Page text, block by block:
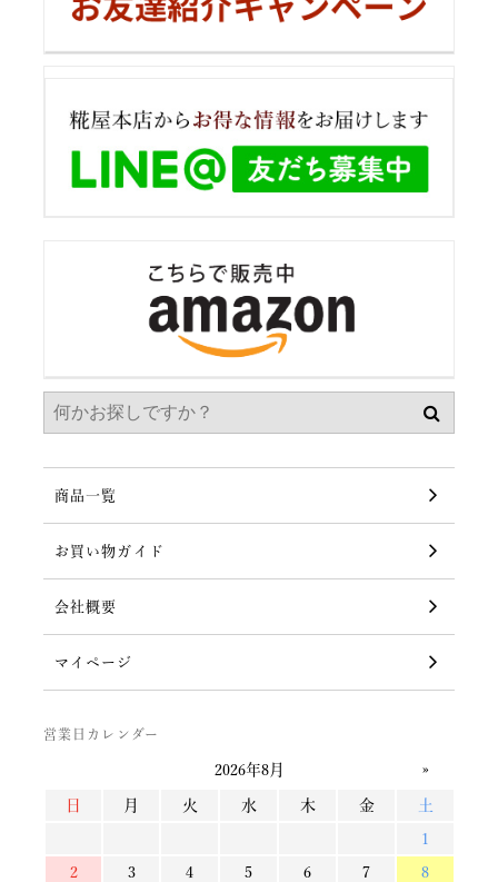
商品一覧
お買い物ガイド
会社概要
マイページ
営業日カレンダー